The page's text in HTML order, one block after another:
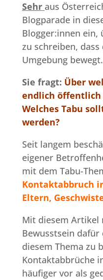
Sehr aus
Blogparade in
Blogger:innen ein,
zu schreiben,
Umgebung bewegt.
Sie fragt: Über
endlich öffentlich
Welches Tabu
werden?
Seit langem
eigener
mit dem Tabu-
Kontaktabbruch
Eltern,
Mit diesem Artikel
Bewusstsein
diesem Thema zu
Kontaktabbrüche
häufiger vor als